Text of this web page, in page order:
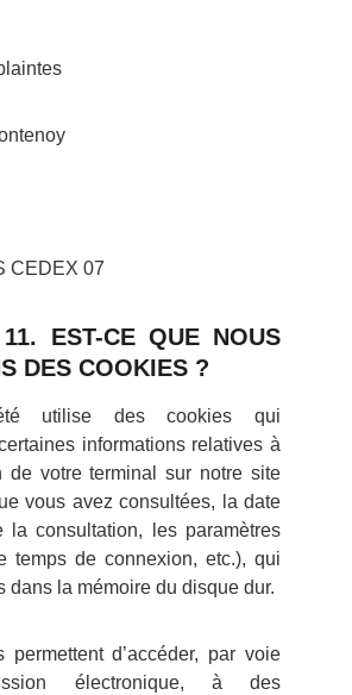
CEDEX 07
EST-CE QUE NOUS
DES COOKIES ?
utilise des cookies qui
informations relatives à
de votre terminal sur notre site
vous avez consultées, la date
la consultation, les paramètres
temps de connexion, etc.), qui
dans la mémoire du disque dur.
permettent d’accéder, par voie
électronique, à des